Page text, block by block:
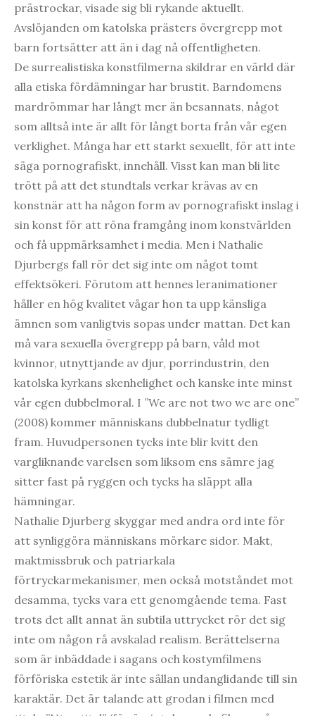
prästrockar, visade sig bli rykande aktuellt.
Avslöjanden om katolska prästers övergrepp mot
barn fortsätter att än i dag nå offentligheten.
De surrealistiska konstfilmerna skildrar en värld där
alla etiska fördämningar har brustit. Barndomens
mardrömmar har långt mer än besannats, något
som alltså inte är allt för långt borta från vår egen
verklighet. Många har ett starkt sexuellt, för att inte
säga pornografiskt, innehåll. Visst kan man bli lite
trött på att det stundtals verkar krävas av en
konstnär att ha någon form av pornografiskt inslag i
sin konst för att röna framgång inom konstvärlden
och få uppmärksamhet i media. Men i Nathalie
Djurbergs fall rör det sig inte om något tomt
effektsökeri. Förutom att hennes leranimationer
håller en hög kvalitet vågar hon ta upp känsliga
ämnen som vanligtvis sopas under mattan. Det kan
må vara sexuella övergrepp på barn, våld mot
kvinnor, utnyttjande av djur, porrindustrin, den
katolska kyrkans skenhelighet och kanske inte minst
vår egen dubbelmoral. I ”We are not two we are one”
(2008) kommer människans dubbelnatur tydligt
fram. Huvudpersonen tycks inte blir kvitt den
vargliknande varelsen som liksom ens sämre jag
sitter fast på ryggen och tycks ha släppt alla
hämningar.
Nathalie Djurberg skyggar med andra ord inte för
att synliggöra människans mörkare sidor. Makt,
maktmissbruk och patriarkala
förtryckarmekanismer, men också motståndet mot
desamma, tycks vara ett genomgående tema. Fast
trots det allt annat än subtila uttrycket rör det sig
inte om någon rå avskalad realism. Berättelserna
som är inbäddade i sagans och kostymfilmens
förföriska estetik är inte sällan undanglidande till sin
karaktär. Det är talande att grodan i filmen med